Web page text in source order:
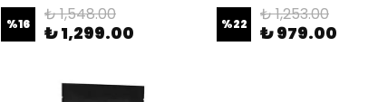
%16 ₺ 1,548.00
₺ 1,299.00 %22 ₺ 1,253.00
₺ 979.00